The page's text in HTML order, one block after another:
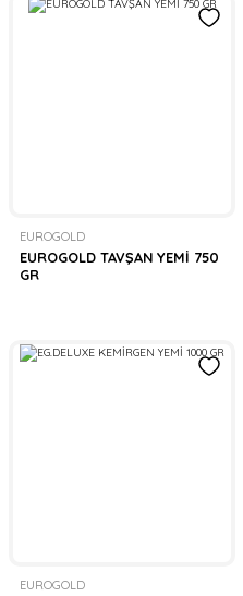
EUROGOLD
EUROGOLD TAVŞAN YEMİ 750
GR
EUROGOLD